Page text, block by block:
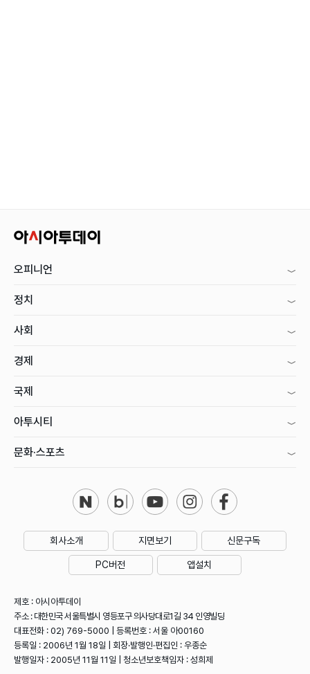
오피니언
정치
사회
경제
국제
아투시티
문화·스포츠
회사소개 지면보기 신문구독
PC버전 앱설치
제호 : 아시아투데이
주소 : 대한민국 서울특별시 영등포구 의사당대로1길 34 인영빌딩
대표전화 : 02) 769-5000 | 등록번호 : 서울 아00160
등록일 : 2006년 1월 18일 | 회장·발행인·편집인 : 우종순
발행일자 : 2005년 11월 11일 | 청소년보호책임자 : 성희제